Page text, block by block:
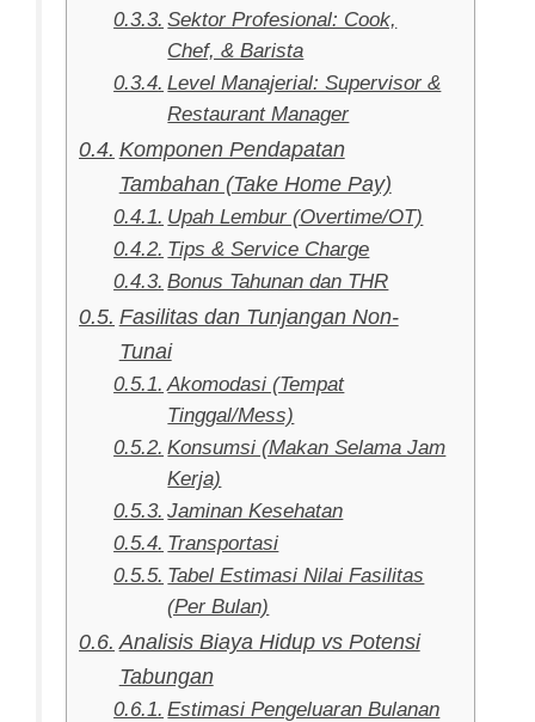
Sektor Profesional: Cook,
Chef, & Barista
Level Manajerial: Supervisor &
Restaurant Manager
Komponen Pendapatan
Tambahan (Take Home Pay)
Upah Lembur (Overtime/OT)
Tips & Service Charge
Bonus Tahunan dan THR
Fasilitas dan Tunjangan Non-
Tunai
Akomodasi (Tempat
Tinggal/Mess)
Konsumsi (Makan Selama Jam
Kerja)
Jaminan Kesehatan
Transportasi
Tabel Estimasi Nilai Fasilitas
(Per Bulan)
Analisis Biaya Hidup vs Potensi
Tabungan
Estimasi Pengeluaran Bulanan